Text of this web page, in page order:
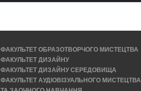
ФАКУЛЬТЕТ ОБРАЗОТВОРЧОГО МИСТЕЦТВА
ФАКУЛЬТЕТ ДИЗАЙНУ
ФАКУЛЬТЕТ ДИЗАЙНУ СЕРЕДОВИЩА
ФАКУЛЬТЕТ АУДІОВІЗУАЛЬНОГО МИСТЕЦТВА